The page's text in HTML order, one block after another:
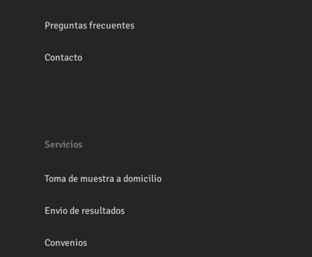
Preguntas frecuentes
Contacto
Servicios
Toma de muestra a domicilio
Envio de resultados
Convenios